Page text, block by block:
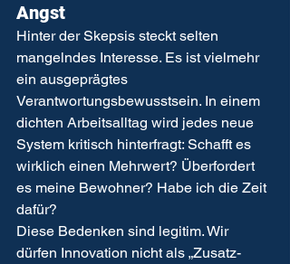
Angst
Hinter der Skepsis steckt selten
mangelndes Interesse. Es ist vielmehr
ein ausgeprägtes
Verantwortungsbewusstsein. In einem
dichten Arbeitsalltag wird jedes neue
System kritisch hinterfragt: Schafft es
wirklich einen Mehrwert? Überfordert
es meine Bewohner? Habe ich die Zeit
dafür?
Diese Bedenken sind legitim. Wir
dürfen Innovation nicht als „Zusatz-